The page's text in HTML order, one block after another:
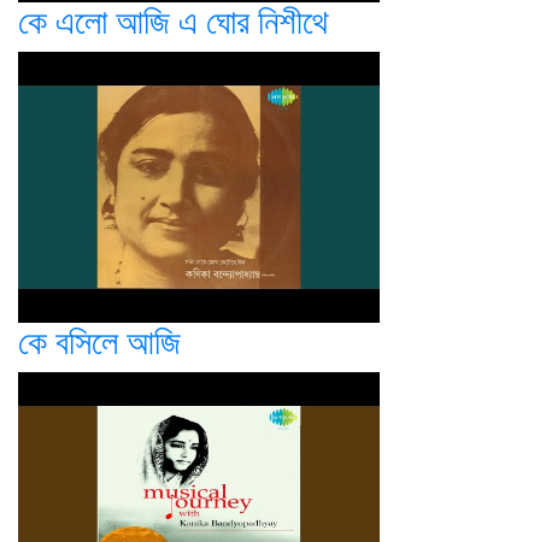
কে এলো আজি এ ঘোর নিশীথে
কে বসিলে আজি